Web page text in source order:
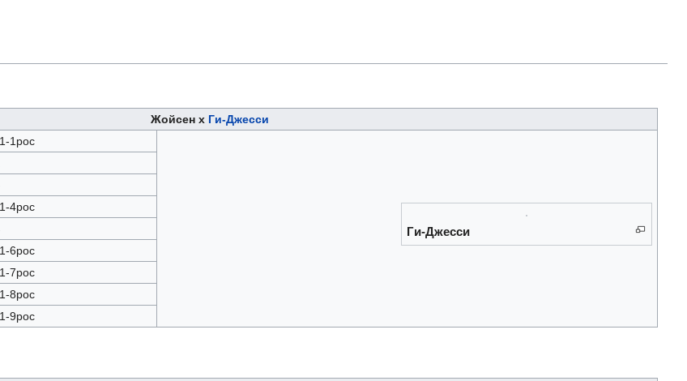
Жойсен х Ги-Джесси
1рос
Ги-Джесси
4рос
6рос
7рос
8рос
9рос